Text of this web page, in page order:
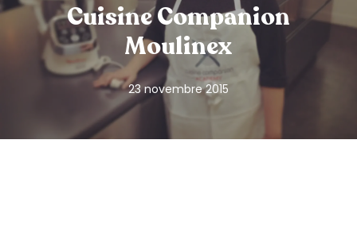
Cuisine Companion
Moulinex
23 novembre 2015